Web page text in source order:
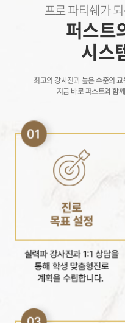
프로 파티쉐가
퍼스트
시스
최고의 강사진과 높은 수준의
지금 바로 퍼스트와 함